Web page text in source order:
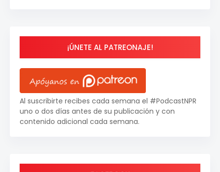
¡ÚNETE AL PATREONAJE!
Al suscribirte recibes cada semana el #PodcastNPR
uno o dos días antes de su publicación y con
contenido adicional cada semana.